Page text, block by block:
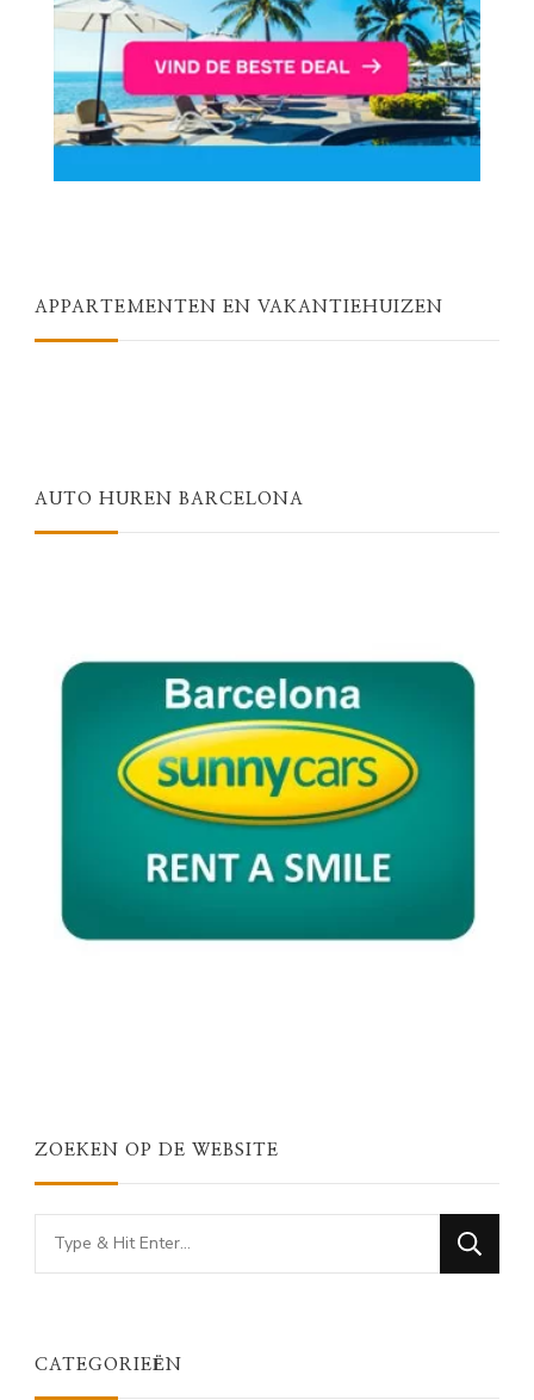
APPARTEMENTEN EN VAKANTIEHUIZEN
AUTO HUREN BARCELONA
ZOEKEN OP DE WEBSITE
Looking
for
CATEGORIEËN